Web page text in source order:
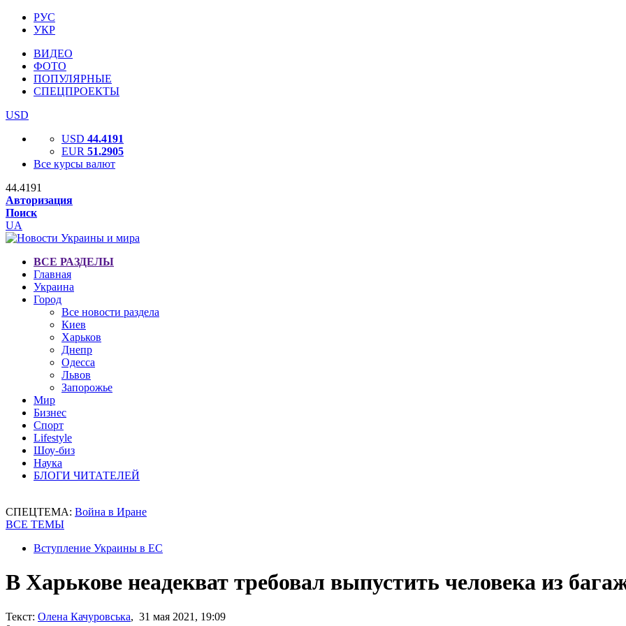
РУС
УКР
ВИДЕО
ФОТО
ПОПУЛЯРНЫЕ
СПЕЦПРОЕКТЫ
USD
USD 44.4191
EUR 51.2905
Все курсы валют
44.4191
Авторизация
Поиск
UA
ВСЕ РАЗДЕЛЫ
Главная
Украина
Город
Все новости раздела
Киев
Харьков
Днепр
Одесса
Львов
Запорожье
Мир
Бизнес
Спорт
Lifestyle
Шоу-биз
Наука
БЛОГИ ЧИТАТЕЛЕЙ
СПЕЦТЕМА: Война в Иране
ВСЕ ТЕМЫ
Вступление Украины в ЕС
В Харькове неадекват требовал выпустить человека из
Текст: Олена Качуровська, 31 мая 2021, 19:09